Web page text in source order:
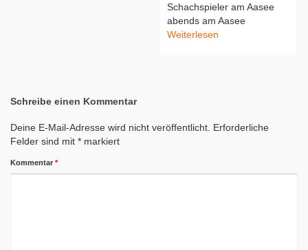
Schachspieler am Aasee
abends am Aasee
Weiterlesen
Schreibe einen Kommentar
Deine E-Mail-Adresse wird nicht veröffentlicht. Erforderliche
Felder sind mit * markiert
Kommentar *